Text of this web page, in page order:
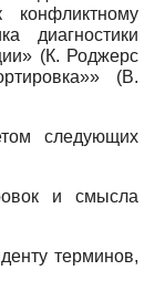
конфликтному
диагностики
(К. Роджерс
(В.
следующих
и смысла
терминов,